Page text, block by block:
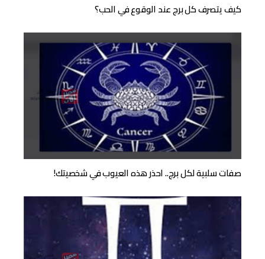
كيف يتصرف كل برج عند الوقوع في الحب؟
صفات سلبية لكل برج.. احذر هذه العيوب في شخصيتك!